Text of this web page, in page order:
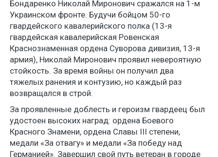
Бондаренко Николай Миронович сражался на 1-м
Украинском фронте. Будучи бойцом 50-го
гвардейского кавалерийского полка (13-я
гвардейская кавалерийская Ровенская
Краснознаменная ордена Суворова дивизия, 13-я
армия), Николай Миронович проявил невероятную
стойкость. За время войны он получил два
тяжелых ранения и контузию, но каждый раз
возвращался в строй.
За проявленные доблесть и героизм гвардеец был
удостоен высоких наград: ордена Боевого
Красного Знамени, ордена Славы III степени,
медали «За отвагу» и медали «За победу над
Германией». Завершил свой путь ветеран в городе